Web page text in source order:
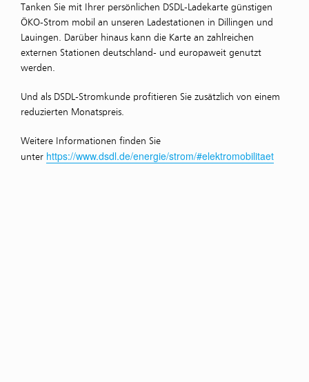
Tanken Sie mit Ihrer persönlichen DSDL-Ladekarte günstigen
ÖKO-Strom mobil an unseren Ladestationen in Dillingen und
Lauingen. Darüber hinaus kann die Karte an zahlreichen
externen Stationen deutschland- und europaweit genutzt
werden.
Und als DSDL-Stromkunde profitieren Sie zusätzlich von einem
reduzierten Monatspreis.
Weitere Informationen finden Sie
unter https://www.dsdl.de/energie/strom/#elektromobilitaet